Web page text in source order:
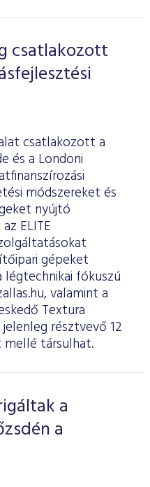
csatlakozott
csatlakozott a
és a Londoni
módszereket és
nyújtó
ELITE
gépeket
fókuszú
valamint a
Textura
résztvevő 12
mellé társulhat.
a
a